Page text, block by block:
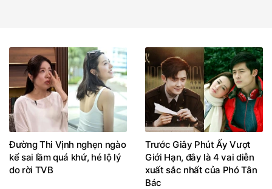
Đường Thi Vịnh nghẹn ngào
kể sai lầm quá khứ, hé lộ lý
do rời TVB
Trước Giây Phút Ấy Vượt
Giới Hạn, đây là 4 vai diễn
xuất sắc nhất của Phó Tân
Bác